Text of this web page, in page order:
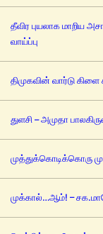
தீவிர புயலாக மாறிய
வாய்ப்பு
திமுகவின் வார்டு
துளசி – அமுதா
முத்துக்கொடிக்கொரு
முக்கால்…ஆம்! –